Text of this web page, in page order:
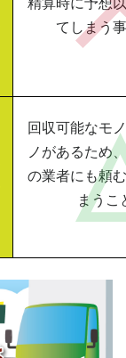
てしまう
回収可能なモ
ノがあるため
の業者にも頼
まうこ